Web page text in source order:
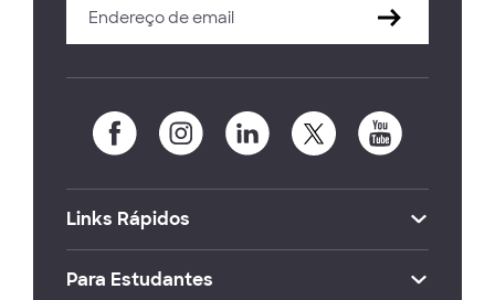
Links Rápidos
Para Estudantes